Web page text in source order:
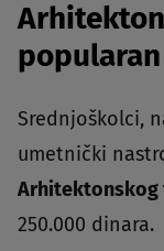
Srednjoškolci,
umetnički
250.000 dinara.